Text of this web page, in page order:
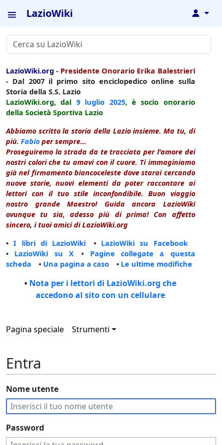
LazioWiki ↓
LazioWiki.org - Presidente Onorario Erika Balestrieri
- Dal 2007 il primo sito enciclopedico online sulla
Storia della S.S. Lazio
LazioWiki.org, dal 9 luglio 2025, è socio onorario
della Società Sportiva Lazio
Abbiamo scritto la storia della Lazio insieme. Ma tu, di
più. Fabio per sempre...
Proseguiremo la strada da te tracciata per l'amore dei
nostri colori che tu amavi con il cuore. Ti immaginiamo
già nel firmamento biancoceleste dove starai cercando
nuove storie, nuovi elementi da poter raccontare ai
lettori con il tuo stile inconfondibile. Buon viaggio
nostro grande Maestro! Guida ancora LazioWiki
ovunque tu sia, adesso più di prima! Con affetto
sincero, i tuoi amici di LazioWiki.org
•I libri di LazioWiki • LazioWiki su Facebook
• LazioWiki su X • Pagine collegate a questa
scheda • Una pagina a caso • Le ultime modifiche
• Nota per i lettori di LazioWiki.org che
accedono al sito con un cellulare
Pagina speciale Strumenti
Entra
Nome utente
Password